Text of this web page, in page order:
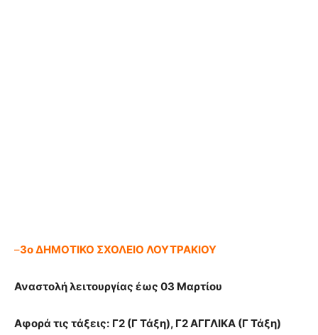
–3ο ΔΗΜΟΤΙΚΟ ΣΧΟΛΕΙΟ ΛΟΥΤΡΑΚΙΟΥ
Αναστολή λειτουργίας έως 03 Μαρτίου
Αφορά τις τάξεις: Γ2 (Γ Τάξη), Γ2 ΑΓΓΛΙΚΑ (Γ Τάξη)